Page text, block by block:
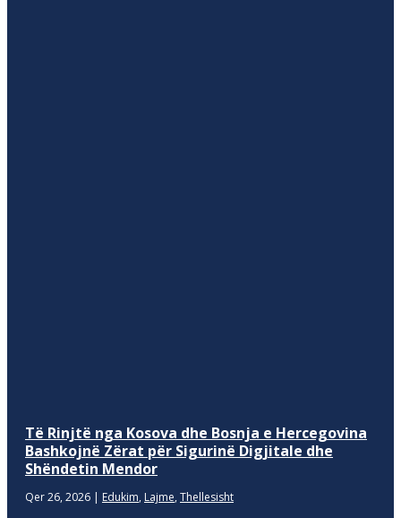
Të Rinjtë nga Kosova dhe Bosnja e Hercegovina
Bashkojnë Zërat për Sigurinë Digjitale dhe
Shëndetin Mendor
Qer 26, 2026 | Edukim, Lajme, Thellesisht